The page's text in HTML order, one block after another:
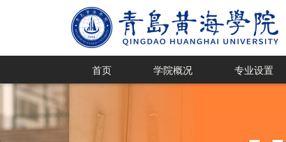
首页 学院概况 专业设置